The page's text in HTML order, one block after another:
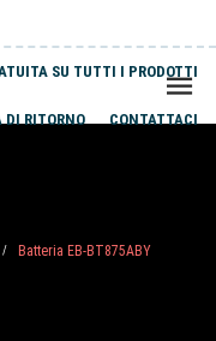
SU TUTTI I PRODOTTI
RITORNO CONTATTACI
/ Batteria EB-BT875ABY